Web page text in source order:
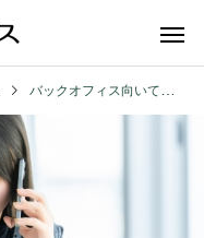
バックオフィス向いている人とは？未経験から転職成功への道